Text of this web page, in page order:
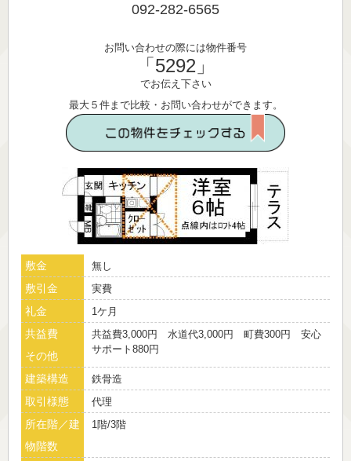
092-282-6565
お問い合わせの際には物件番号
「5292」
でお伝え下さい
最大５件まで比較・お問い合わせができます。
敷金 無し
敷引金 実費
礼金 1ケ月
共益費
その他
共益費3,000円 水道代3,000円 町費300円 安心
サポート880円
建築構造 鉄骨造
取引様態 代理
所在階／建
物階数
1階/3階